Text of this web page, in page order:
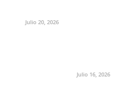
Julio 20, 2026
Julio 16, 2026